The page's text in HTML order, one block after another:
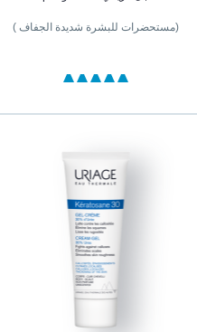
(مستحضرات للبشرة شديدة الجفاف )